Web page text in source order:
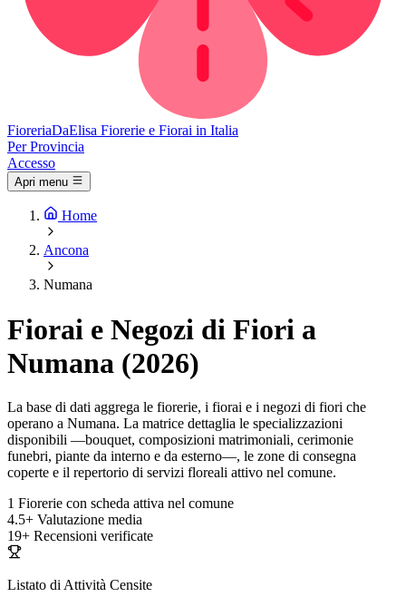
FioreriaDaElisa Fiorerie e Fiorai in Italia
Per Provincia
Accesso
Apri menu
Home
Ancona
Numana
Fiorai e Negozi di Fiori a
Numana (2026)
La base di dati aggrega le fiorerie, i fiorai e i negozi di fiori che
operano a Numana. La matrice dettaglia le specializzazioni
disponibili —bouquet, composizioni matrimoniali, cerimonie
funebri, piante da interno e da esterno—, le zone di consegna
coperte e il repertorio di servizi floreali attivo nel comune.
1 Fiorerie con scheda attiva nel comune
4.5+ Valutazione media
19+ Recensioni verificate
Listato di Attività Censite